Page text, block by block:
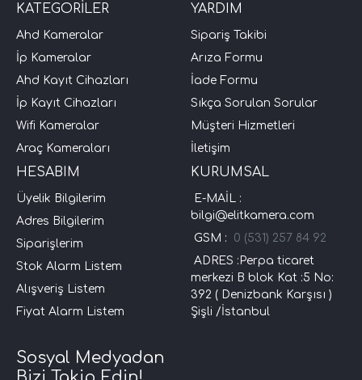
KATEGORİLER
Ahd Kameralar
İp Kameralar
Ahd Kayıt Cihazları
İp Kayıt Cihazları
Wifi Kameralar
Araç Kameraları
YARDIM
Sipariş Takibi
Arıza Formu
İade Formu
Sıkça Sorulan Sorular
Müşteri Hizmetleri
İletişim
HESABIM
Üyelik Bilgilerim
Adres Bilgilerim
Siparişlerim
Stok Alarm Listem
Alışveriş Listem
Fiyat Alarm Listem
KURUMSAL
E-MAİL :
bilgi@elitkamera.com
GSM : 0 (531) 257 84 92
ADRES :Perpa ticaret
merkezi B blok Kat :5 No:
392 ( Denizbank Karşısı )
Şişli /İstanbul
Sosyal Medyadan